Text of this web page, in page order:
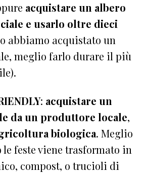
acquistare un albero
e usarlo oltre dieci
abbiamo acquistato un
meglio farlo durare il più
: acquistare un
da un produttore locale,
biologica. Meglio
le feste viene trasformato in
compost, o trucioli di